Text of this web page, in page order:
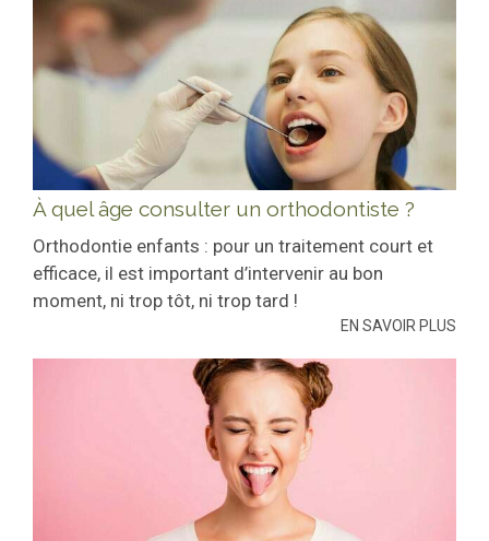
À quel âge consulter un orthodontiste ?
Orthodontie enfants : pour un traitement court et
efficace, il est important d’intervenir au bon
moment, ni trop tôt, ni trop tard !
EN SAVOIR PLUS